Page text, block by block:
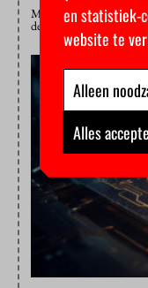
Maxim Februari ontving
de VU is zijn eerste
en statistiek-
website te
Alleen
Alles